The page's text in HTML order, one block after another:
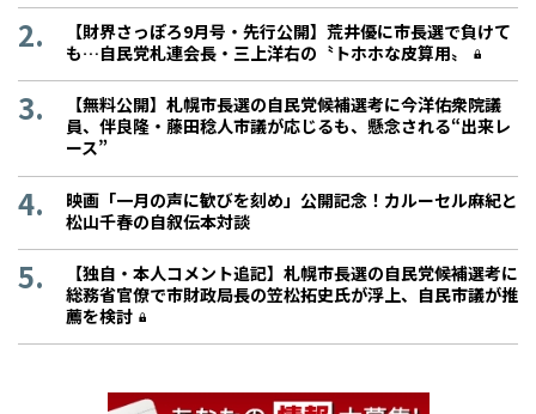
【財界さっぽろ9月号・先行公開】荒井優に市長選で負けて
も…自民党札連会長・三上洋右の〝トホホな皮算用〟
【無料公開】札幌市長選の自民党候補選考に今洋佑衆院議
員、伴良隆・藤田稔人市議が応じるも、懸念される“出来レ
ース”
映画「一月の声に歓びを刻め」公開記念！カルーセル麻紀と
松山千春の自叙伝本対談
【独自・本人コメント追記】札幌市長選の自民党候補選考に
総務省官僚で市財政局長の笠松拓史氏が浮上、自民市議が推
薦を検討